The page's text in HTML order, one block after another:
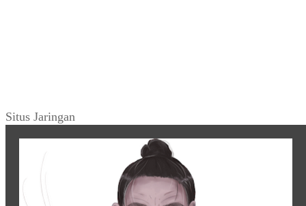
Situs Jaringan